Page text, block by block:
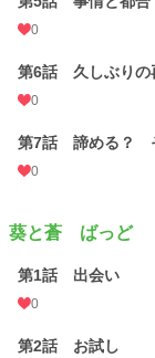
0
第6話 久しぶりの
0
第7話 諦める？
0
葵と蒼 ばっど
第1話 出会い
0
第2話 お試し